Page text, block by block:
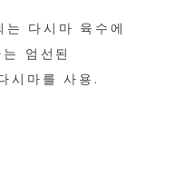
다시마 육수에
엄선된
시마를 사용.